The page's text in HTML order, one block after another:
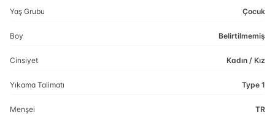
Yaş Grubu Çocuk
Boy Belirtilmemiş
Cinsiyet Kadın / Kız
Yıkama Talimatı Type 1
Menşei TR